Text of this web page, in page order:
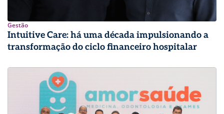
Gestão
Intuitive Care: há uma década impulsionando a
transformação do ciclo financeiro hospitalar